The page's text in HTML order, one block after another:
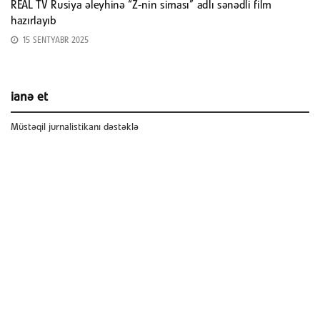
REAL TV Rusiya əleyhinə “Z-nin siması” adlı sənədli film
hazırlayıb
15 SENTYABR 2025
ianə et
Müstəqil jurnalistikanı dəstəklə